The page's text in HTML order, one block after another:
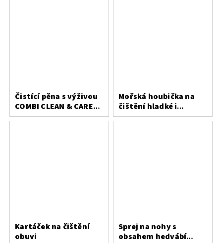
Čistící pěna s výživou
COMBI CLEAN & CARE
200 ml
Mořská houbička na
čištění hladké i
broušené kůže
Kartáček na čištění
obuvi
Sprej na nohy s
obsahem hedvábí